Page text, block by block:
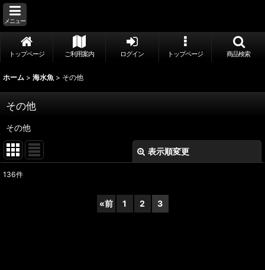
メニュー
トップページ ご利用案内 ログイン トップページ 商品検索
ホーム > 海水魚 > その他
その他
その他
表示順変更
136件
«前 1 2 3